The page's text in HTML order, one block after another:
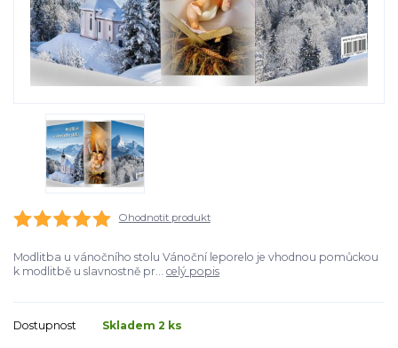
Ohodnotit produkt
Modlitba u vánočního stolu Vánoční leporelo je vhodnou pomůckou
k modlitbě u slavnostně pr... celý popis
Dostupnost Skladem 2 ks